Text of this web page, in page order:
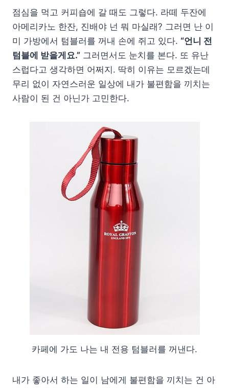
점심을 먹고 커피숍에 갈 때도 그렇다. 라떼 두잔에
아메리카노 한잔, 진배야 넌 뭐 마실래? 그러면 난 이
미 가방에서 텀블러를 꺼내 손에 쥐고 있다. “언니 전
텀블에 받을게요.” 그러면서도 눈치를 본다. 또 유난
스럽다고 생각하면 어쩌지. 딱히 이유는 모르겠는데
무리 없이 자연스러운 일상에 내가 불편함을 끼치는
사람이 된 건 아닌가 고민한다.
카페에 가도 나는 내 전용 텀블러를 꺼낸다.
내가 좋아서 하는 일이 남에게 불편함을 끼치는 건 아